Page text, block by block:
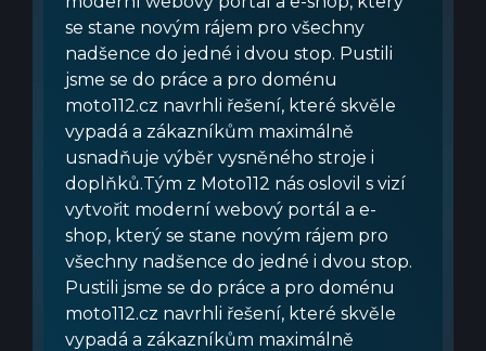
se stane novým rájem pro všechny
nadšence do jedné i dvou stop. Pustili
jsme se do práce a pro doménu
moto112.cz navrhli řešení, které skvěle
vypadá a zákazníkům maximálně
usnadňuje výběr vysněného stroje i
doplňků.Tým z Moto112 nás oslovil s vizí
vytvořit moderní webový portál a e-
shop, který se stane novým rájem pro
všechny nadšence do jedné i dvou stop.
Pustili jsme se do práce a pro doménu
moto112.cz navrhli řešení, které skvěle
vypadá a zákazníkům maximálně